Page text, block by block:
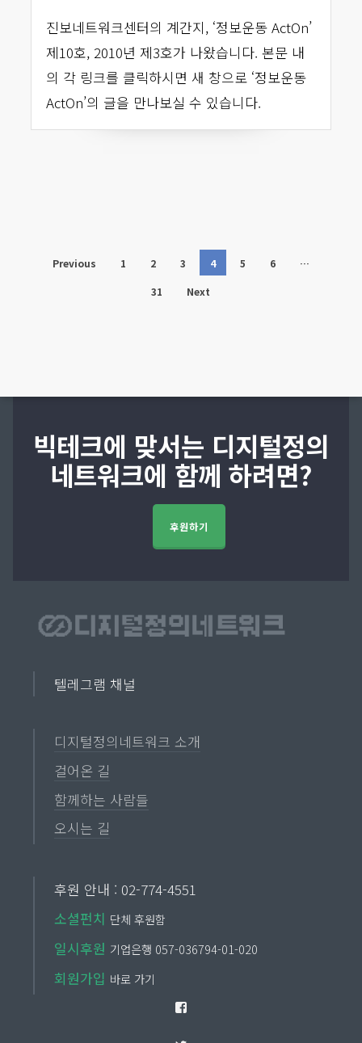
진보네트워크센터의 계간지, ‘정보운동 ActOn’
제10호, 2010년 제3호가 나왔습니다. 본문 내
의 각 링크를 클릭하시면 새 창으로 ‘정보운동
ActOn’의 글을 만나보실 수 있습니다.
Previous 1 2 3 4 5 6 …
31 Next
빅테크에 맞서는 디지털정의
네트워크에 함께 하려면?
후원하기
텔레그램 채널
디지털정의네트워크 소개
걸어온 길
함께하는 사람들
오시는 길
후원 안내 : 02-774-4551
소셜펀치 단체 후원함
일시후원 기업은행 057-036794-01-020
회원가입 바로 가기
Facebook